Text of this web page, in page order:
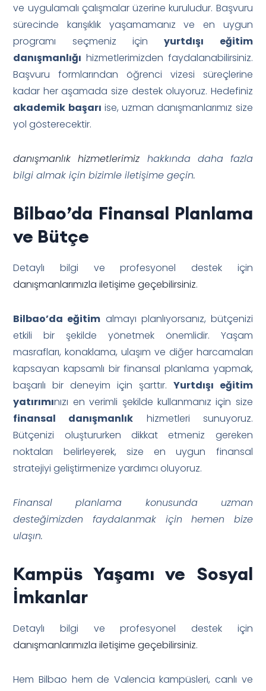
ve uygulamalı çalışmalar üzerine kuruludur. Başvuru
sürecinde karışıklık yaşamamanız ve en uygun
programı seçmeniz içinyurtdışı eğitim
danışmanlığı hizmetlerimizden faydalanabilirsiniz.
Başvuru formlarından öğrenci vizesi süreçlerine
kadar her aşamada size destek oluyoruz. Hedefiniz
akademik başarı ise, uzman danışmanlarımız size
yol gösterecektir.
danışmanlık hizmetlerimiz hakkında daha fazla
bilgi almak için bizimle iletişime geçin.
Bilbao’da Finansal Planlama
ve Bütçe
Detaylı bilgi ve profesyonel destek için
danışmanlarımızla iletişime geçebilirsiniz.
Bilbao’da eğitim almayı planlıyorsanız, bütçenizi
etkili bir şekilde yönetmek önemlidir. Yaşam
masrafları, konaklama, ulaşım ve diğer harcamaları
kapsayan kapsamlı bir finansal planlama yapmak,
başarılı bir deneyim için şarttır. Yurtdışı eğitim
yatırımınızı en verimli şekilde kullanmanız için size
finansal danışmanlık hizmetleri sunuyoruz.
Bütçenizi oluştururken dikkat etmeniz gereken
noktaları belirleyerek, size en uygun finansal
stratejiyi geliştirmenize yardımcı oluyoruz.
Finansal planlama konusunda uzman
desteğimizden faydalanmak için hemen bize
ulaşın.
Kampüs Yaşamı ve Sosyal
İmkanlar
Detaylı bilgi ve profesyonel destek için
danışmanlarımızla iletişime geçebilirsiniz.
Hem Bilbao hem de Valencia kampüsleri, canlı ve